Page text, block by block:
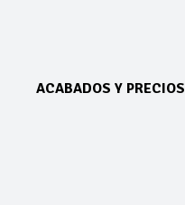
ACABADOS Y PRECIOS